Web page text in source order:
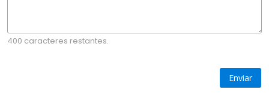
400 caracteres restantes.
Enviar